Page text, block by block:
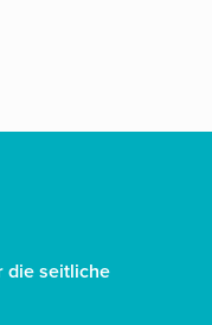
die seitliche